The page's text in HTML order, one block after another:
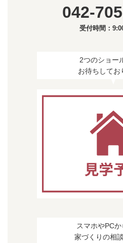
042-
受付時間：
2つのショー
お待ちしてお
スマホやPC
家づくりの相